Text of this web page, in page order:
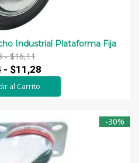
Industrial Plataforma Fija
-$16,11
- $11,28
al Carrito
-30%